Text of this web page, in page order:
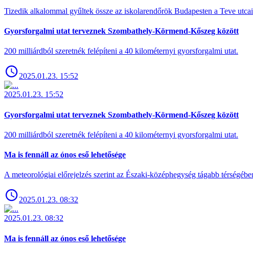
Tizedik alkalommal gyűltek össze az iskolarendőrök Budapesten a Teve
Gyorsforgalmi utat terveznek Szombathely-Körmend-Kőszeg között
200 milliárdból szeretnék felépíteni a 40 kilométernyi gyorsforgalmi utat.
2025.01.23. 15:52
2025.01.23. 15:52
Gyorsforgalmi utat terveznek Szombathely-Körmend-Kőszeg között
200 milliárdból szeretnék felépíteni a 40 kilométernyi gyorsforgalmi utat.
Ma is fennáll az ónos eső lehetősége
A meteorológiai előrejelzés szerint az Északi-középhegység tágabb
2025.01.23. 08:32
2025.01.23. 08:32
Ma is fennáll az ónos eső lehetősége